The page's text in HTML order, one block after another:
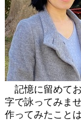
記憶に留めて
字で詠ってみま
作ってみたこと